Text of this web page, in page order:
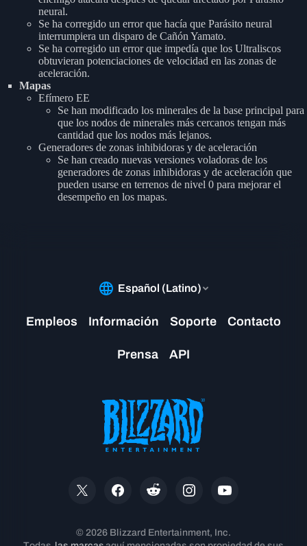
neural.
Se ha corregido un error que hacía que Parásito neural
interrumpiera un disparo de Cañón Yamato.
Se ha corregido un error que impedía que los Ultraliscos
obtuvieran potenciaciones de velocidad en las zonas de
aceleración.
Mapas
Efímero EE
Se han modificado los minerales de la base principal para
que los nodos de minerales más cercanos tengan más
cantidad que los nodos más lejanos.
Generadores de zonas inhibidoras y de aceleración
Se han creado nuevas versiones voladoras de los
generadores de zonas inhibidoras y de aceleración que
pueden usarse en terrenos de nivel 0 para mejorar el
desempeño en los mapas.